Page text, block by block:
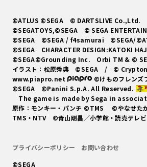
©ATLUS ©SEGA © DARTSLIVE Co.,Ltd.
©SEGATOYS,©SEGA © SEGA
©SEGA ©SEGA / f4samurai ©SEGA/
©SEGA CHARACTER DESIGN:KATOKI
©SEGA©Grounding Inc. Orbi TM & ©
イラスト：松原秀典 ©SEGA / © Crypton
www.piapro.net
©けものフレンズ
©SEGA ©Panini S.p.A. All Reserved.
The game is made by Sega in
原作：モンキー・パンチ ©TMS ©やなせたか
TMS・NTV ©青山剛昌／小学館・読売テレ
プライバシーポリシー
お問い合わせ
©SEGA